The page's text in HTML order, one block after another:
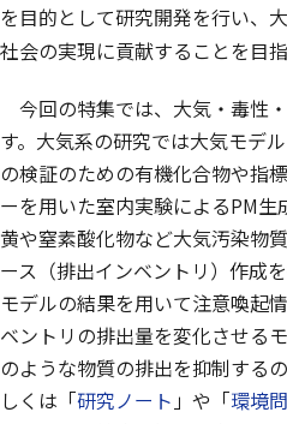
を目的として研究開発を行い、
社会の実現に貢献することを目指
今回の特集では、大気・毒性
す。大気系の研究では大気モデ
の検証のための有機化合物や指
ーを用いた室内実験によるPM
黄や窒素酸化物など大気汚染物
ース（排出インベントリ）作成
モデルの結果を用いて注意喚起
ベントリの排出量を変化させる
のような物質の排出を抑制する
しくは「研究ノート 」や「環境